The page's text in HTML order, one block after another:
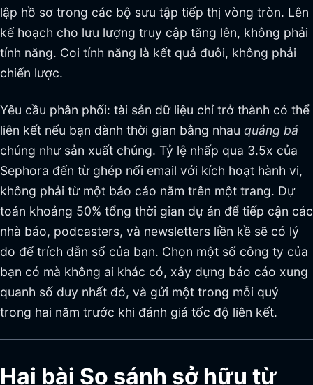
lập hồ sơ trong các bộ sưu tập tiếp thị vòng tròn. Lên
kế hoạch cho lưu lượng truy cập tăng lên, không phải
tính năng. Coi tính năng là kết quả đuôi, không phải
chiến lược.
Yêu cầu phân phối: tài sản dữ liệu chỉ trở thành có thể
liên kết nếu bạn dành thời gian bằng nhau quảng bá
chúng như sản xuất chúng. Tỷ lệ nhấp qua 3.5x của
Sephora đến từ ghép nối email với kích hoạt hành vi,
không phải từ một báo cáo nằm trên một trang. Dự
toán khoảng 50% tổng thời gian dự án để tiếp cận các
nhà báo, podcasters, và newsletters liền kề sẽ có lý
do để trích dẫn số của bạn. Chọn một số công ty của
bạn có mà không ai khác có, xây dựng báo cáo xung
quanh số duy nhất đó, và gửi một trong mỗi quý
trong hai năm trước khi đánh giá tốc độ liên kết.
Hai bài So sánh sở hữu từ